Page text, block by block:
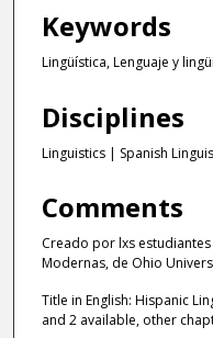
Keywords
Lingüística, Lenguaje y
Disciplines
Linguistics | Spanish
Comments
Creado por lxs
Modernas, de Ohio
Title in English: Hispanic
and 2 available, other